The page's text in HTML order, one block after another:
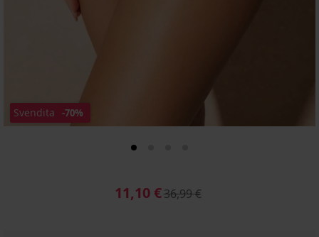
Svendita -70%
11,10 €36,99 €